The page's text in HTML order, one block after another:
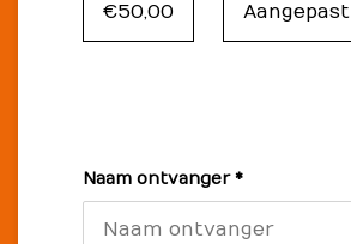
€50,00 Aangepast
Naam ontvanger *